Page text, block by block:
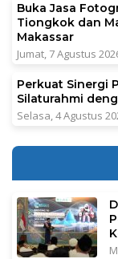
Buka Jasa
Tiongkok dan
Makassar
Jumat, 7 Agustus
Perkuat Sinergi
Silaturahmi
Selasa, 4 Agustus